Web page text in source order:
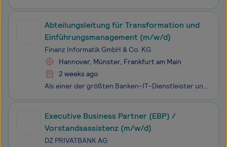
Abteilungsleitung für Transformation und
Einführungsmanagement (m/w/d)
Finanz Informatik GmbH & Co. KG
Hannover, Münster, Frankfurt am Main
2 weeks ago
Als einer der größten Banken-IT-Dienstleister und Digitalisierungspartner Europas sind wir der Treiber der Digitalisierung innerhalb der Sparkassen-Finanzgruppe. Mit über 5.000 Mitarbeitenden an 3 Standorten machen wir digitales Banking von heute leistungsfähig und entwickeln smarte Finanz-Services
Executive Business Partner (EBP) /
Vorstandsassistenz (m/w/d)
DZ PRIVATBANK AG